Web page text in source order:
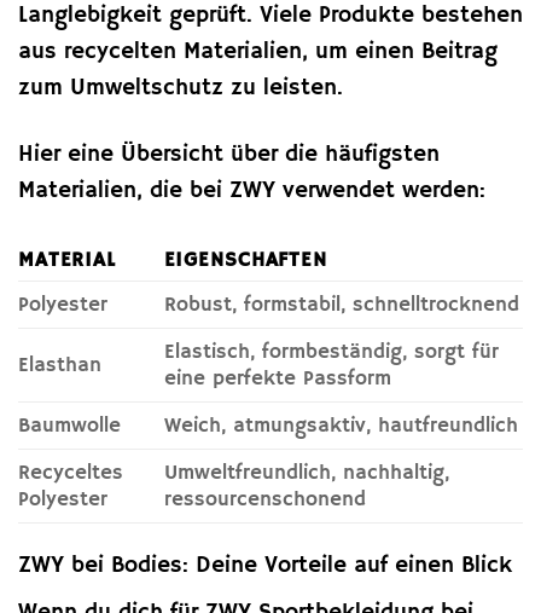
Langlebigkeit geprüft. Viele Produkte bestehen
aus recycelten Materialien, um einen Beitrag
zum Umweltschutz zu leisten.
Hier eine Übersicht über die häufigsten
Materialien, die bei ZWY verwendet werden:
MATERIAL
EIGENSCHAFTEN
Polyester
Robust, formstabil, schnelltrocknend
Elasthan
Elastisch, formbeständig, sorgt für
eine perfekte Passform
Baumwolle
Weich, atmungsaktiv, hautfreundlich
Recyceltes
Polyester
Umweltfreundlich, nachhaltig,
ressourcenschonend
ZWY bei Bodies: Deine Vorteile auf einen Blick